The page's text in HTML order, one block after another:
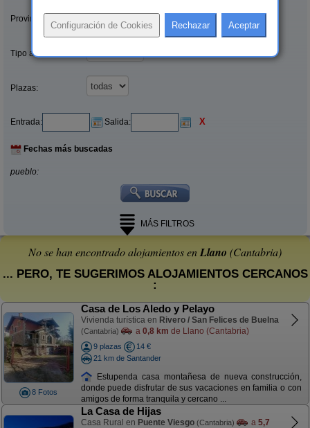
Provincias/Islas:
Tipo alquiler:
Plazas:
Entrada: Salida: X
Fechas más buscadas
pueblo:
MÁS FILTROS
No se han encontrado alojamientos enLlano (Cantabria)
... PERO, TE SUGERIMOS ALOJAMIENTOS CERCANOS
:
8 Fotos
Casa de Los Aledo y Pelayo
Vivienda turística en Rivero / San Felices de Buelna
(Cantabria) a 0,8 km de Llano (Cantabria)
9 plazas
14 €
21 km de Santander
Estupenda casa montañesa de nueva construcción,
donde puede disfrutar de sus vacaciones en familia o con
amigos de forma tranquila y cercano ...
La Casa de Hijas
Casa Rural en Puente Viesgo (Cantabria) a 5,7